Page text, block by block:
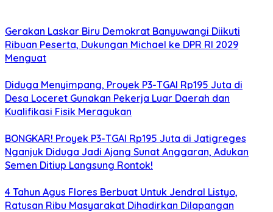
Gerakan Laskar Biru Demokrat Banyuwangi Diikuti
Ribuan Peserta, Dukungan Michael ke DPR RI 2029
Menguat
Diduga Menyimpang, Proyek P3-TGAI Rp195 Juta di
Desa Loceret Gunakan Pekerja Luar Daerah dan
Kualifikasi Fisik Meragukan
BONGKAR! Proyek P3-TGAI Rp195 Juta di Jatigreges
Nganjuk Diduga Jadi Ajang Sunat Anggaran, Adukan
Semen Ditiup Langsung Rontok!
4 Tahun Agus Flores Berbuat Untuk Jendral Listyo,
Ratusan Ribu Masyarakat Dihadirkan Dilapangan